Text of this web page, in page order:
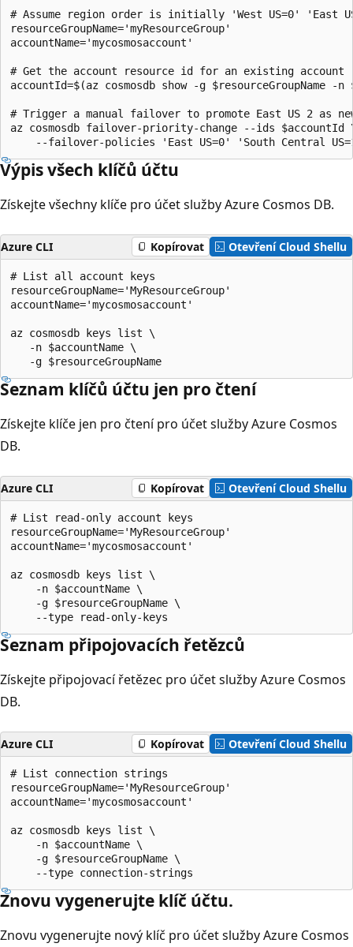
# Assume region order is initially 'West US=0' 'East
resourceGroupName='myResourceGroup'
accountName='mycosmosaccount'
# Get the account resource id for an existing account
accountId=$(az cosmosdb show -g $resourceGroupName
# Trigger a manual failover to promote East US 2 as
az cosmosdb failover-priority-change --ids $accountId
Výpis všech klíčů účtu
Získejte všechny klíče pro účet služby Azure Cosmos DB.
Azure CLI Kopírovat Otevření Cloud Shellu
# List all account keys
resourceGroupName='MyResourceGroup'
accountName='mycosmosaccount'
az cosmosdb keys list \
   -n $accountName \
Seznam klíčů účtu jen pro čtení
Získejte klíče jen pro čtení pro účet služby Azure Cosmos
DB.
Azure CLI Kopírovat Otevření Cloud Shellu
# List read-only account keys
resourceGroupName='MyResourceGroup'
accountName='mycosmosaccount'
az cosmosdb keys list \
    -n $accountName \
    -g $resourceGroupName \
Seznam připojovacích řetězců
Získejte připojovací řetězec pro účet služby Azure Cosmos
DB.
Azure CLI Kopírovat Otevření Cloud Shellu
# List connection strings
resourceGroupName='MyResourceGroup'
accountName='mycosmosaccount'
az cosmosdb keys list \
    -n $accountName \
    -g $resourceGroupName \
Znovu vygenerujte klíč účtu.
Znovu vygenerujte nový klíč pro účet služby Azure Cosmos